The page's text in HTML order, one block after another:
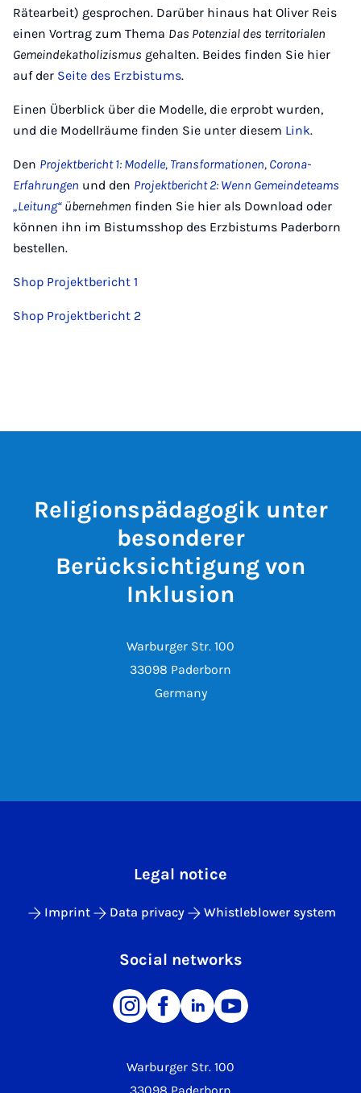
Rätearbeit) gesprochen. Darüber hinaus hat Oliver Reis
einen Vortrag zum Thema Das Potenzial des territorialen
Gemeindekatholizismus gehalten. Beides finden Sie hier
auf der Seite des Erzbistums.
Einen Überblick über die Modelle, die erprobt wurden,
und die Modellräume finden Sie unter diesem Link.
Den Projektbericht 1: Modelle, Transformationen, Corona-
Erfahrungen und den Projektbericht 2: Wenn Gemeindeteams
„Leitung“ übernehmen finden Sie hier als Download oder
können ihn im Bistumsshop des Erzbistums Paderborn
bestellen.
Shop Projektbericht 1
Shop Projektbericht 2
Religionspädagogik unter
besonderer
Berücksichtigung von
Inklusion
Warburger Str. 100
33098 Paderborn
Germany
Warburger Str. 100
Legal notice
Imprint Data privacy Whistleblower system
Social networks